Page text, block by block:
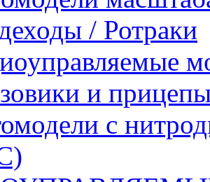
/ Ротраки
и
с